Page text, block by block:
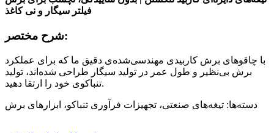
فیلتر سیگار و نی کاغذ
شرح مختصر:
با چاقوهای برش کاربیدی مهندسی‌شده‌ی دقیق ما که برای عملکرد
برش بی‌نظیر و طول عمر در تولید سیگار طراحی شده‌اند، تولید
تنباکوی خود را ارتقا دهید.
دسته‌ها: تیغه‌های صنعتی، تجهیزات فرآوری تنباکو، ابزارهای برش